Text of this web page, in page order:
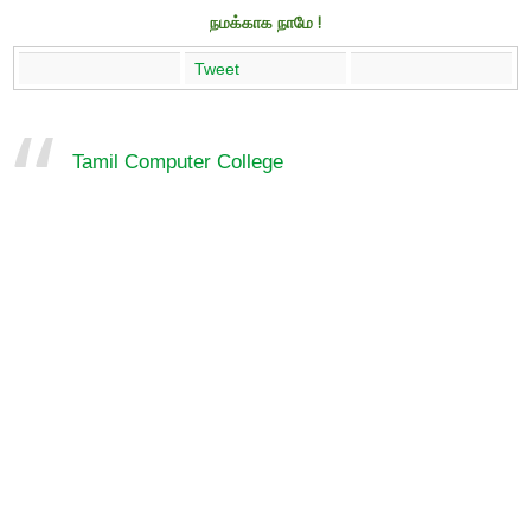
நமக்காக நாமே !
Tweet
Tamil Computer College